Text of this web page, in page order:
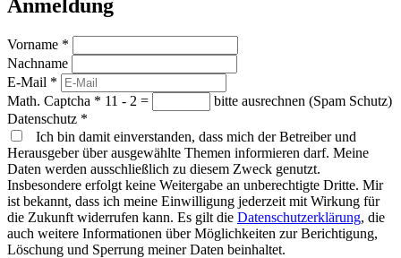
Anmeldung
Vorname *
Nachname
E-Mail *
Math. Captcha * 11 - 2 =
bitte ausrechnen (Spam Schutz)
Datenschutz *
Ich bin damit einverstanden, dass mich der Betreiber und
Herausgeber über ausgewählte Themen informieren darf. Meine
Daten werden ausschließlich zu diesem Zweck genutzt.
Insbesondere erfolgt keine Weitergabe an unberechtigte Dritte. Mir
ist bekannt, dass ich meine Einwilligung jederzeit mit Wirkung für
die Zukunft widerrufen kann. Es gilt die Datenschutzerklärung, die
auch weitere Informationen über Möglichkeiten zur Berichtigung,
Löschung und Sperrung meiner Daten beinhaltet.